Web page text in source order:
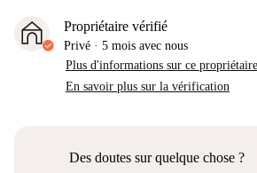
Propriétaire vérifié
Privé · 5 mois avec nous
Plus d'informations sur ce propriétaire
En savoir plus sur la vérification
Des doutes sur quelque chose ?